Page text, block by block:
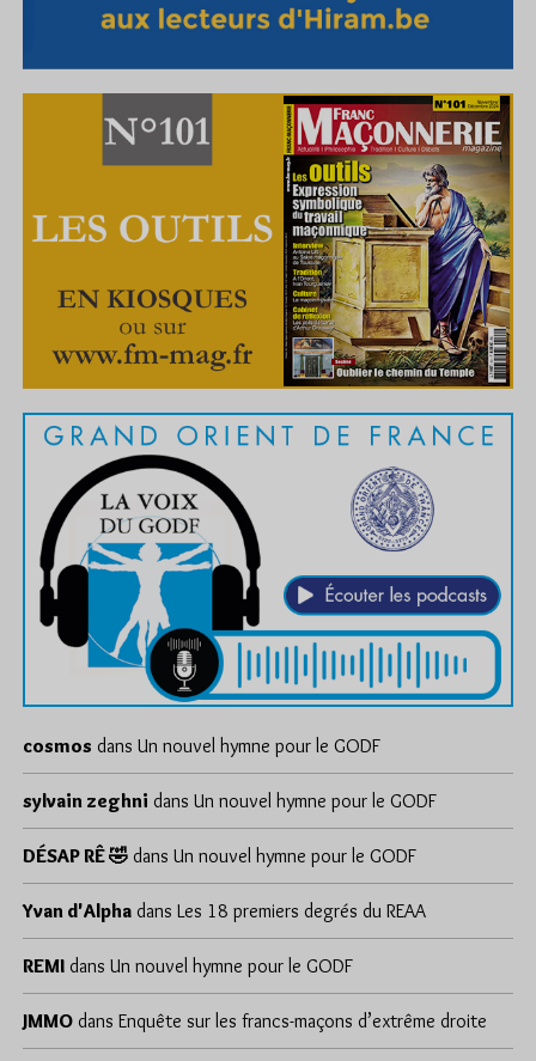
cosmos dans Un nouvel hymne pour le GODF
sylvain zeghni dans Un nouvel hymne pour le GODF
DÉSAP RÊ 🤣 dans Un nouvel hymne pour le GODF
Yvan d'Alpha dans Les 18 premiers degrés du REAA
REMI dans Un nouvel hymne pour le GODF
JMMO dans Enquête sur les francs-maçons d’extrême droite